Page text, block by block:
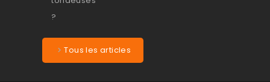
Tous les articles